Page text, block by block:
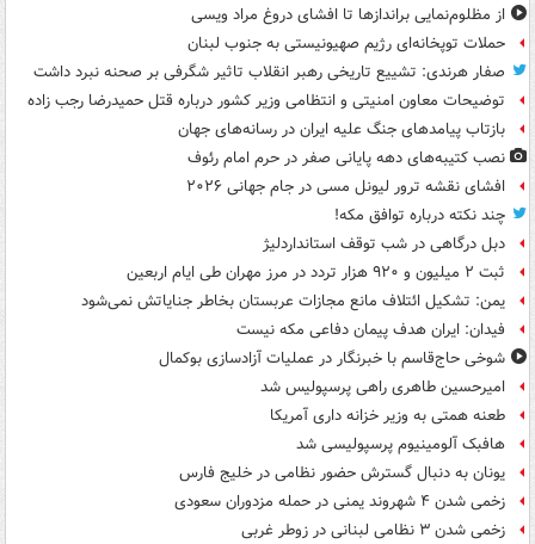
از مظلوم‌نمایی براندازها تا افشای دروغ مراد ویسی
حملات توپخانه‌ای رژیم صهیونیستی به جنوب لبنان
صفار هرندی: تشییع تاریخی رهبر انقلاب تاثیر شگرفی بر صحنه نبرد داشت
توضیحات معاون امنیتی و انتظامی وزیر کشور درباره قتل حمیدرضا رجب زاده
بازتاب پیامدهای جنگ علیه ایران در رسانه‌های جهان
نصب کتیبه‌های دهه پایانی صفر در حرم امام رئوف
افشای نقشه ترور لیونل مسی در جام جهانی ۲۰۲۶
چند نکته درباره توافق مکه!
دبل درگاهی در شب توقف استانداردلیژ
ثبت ۲ میلیون و ۹۲۰ هزار تردد در مرز مهران طی ایام اربعین
یمن: تشکیل ائتلاف مانع مجازات عربستان بخاطر جنایاتش نمی‌شود
فیدان: ایران هدف پیمان دفاعی مکه نیست
شوخی حاج‌قاسم با خبرنگار در عملیات آزادسازی بوکمال
امیرحسین طاهری راهی پرسپولیس شد
طعنه همتی به وزیر خزانه داری آمریکا
هافبک آلومینیوم پرسپولیسی شد
یونان به دنبال گسترش حضور نظامی در خلیج فارس
زخمی شدن ۴ شهروند یمنی در حمله مزدوران سعودی
زخمی شدن ۳ نظامی لبنانی در زوطر غربی